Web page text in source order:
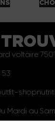
voltaire
53
Mardi au